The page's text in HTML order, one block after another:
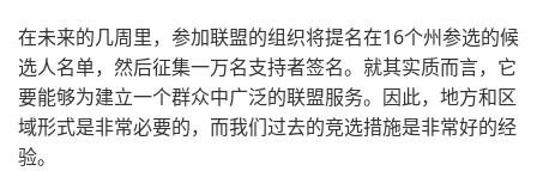
在未来的几周里，参加联盟的组织将提名在16个州参选的候
选人名单，然后征集一万名支持者签名。就其实质而言，它
要能够为建立一个群众中广泛的联盟服务。因此，地方和区
域形式是非常必要的，而我们过去的竞选措施是非常好的经
验。